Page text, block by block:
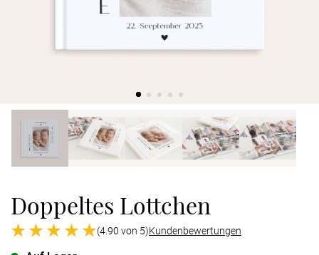
Doppeltes Lottchen
(4.90 von 5)Kundenbewertungen